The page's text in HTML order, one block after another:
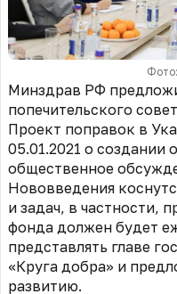
Минздрав РФ
попечительского
Проект поправок в
05.01.2021 о создании
общественное
Нововведения
и задач, в частности,
фонда должен будет
представлять главе
«Круга добра» и
развитию.